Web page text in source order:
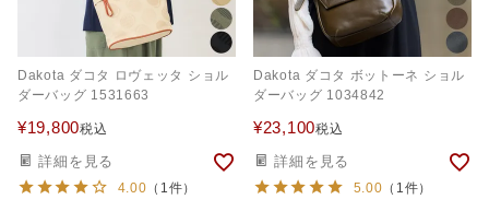
Dakota ダコタ ロヴェッタ ショル
ダーバッグ 1531663
¥19,800税込
詳細を見る
4.00 （1件）
Dakota ダコタ ボットーネ ショル
ダーバッグ 1034842
¥23,100税込
詳細を見る
5.00 （1件）